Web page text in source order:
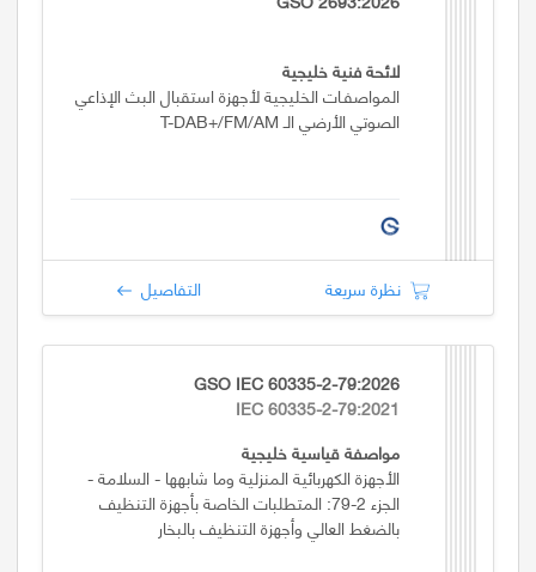
لائحة فنية خليجية
المواصفـات الخليجية لأجهزة استقبال البث الإذاعي
الصوتي الأرضي الـ T-DAB+/FM/AM
نظرة سريعة التفاصيل
GSO IEC 60335-2-79:2026
IEC 60335-2-79:2021
مواصفة قياسية خليجية
الأجهزة الكهربائية المنزلية وما شابهها - السلامة -
الجزء 2-79: المتطلبات الخاصة بأجهزة التنظيف
بالضغط العالي وأجهزة التنظيف بالبخار